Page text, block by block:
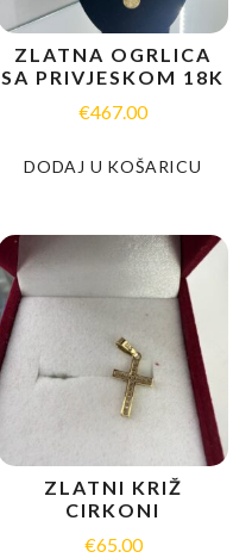
ZLATNA OGRLICA
SA PRIVJESKOM 18K
€467.00
DODAJ U KOŠARICU
ZLATNI KRIŽ
CIRKONI
€65.00